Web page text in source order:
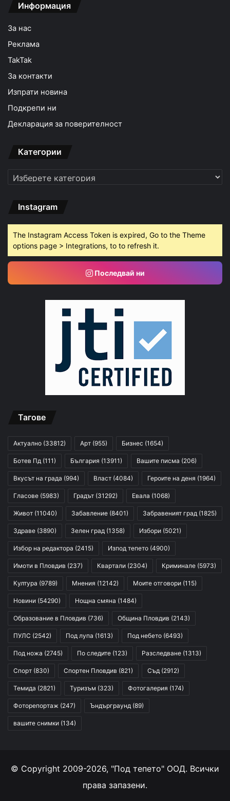
Информация
За нас
Реклама
TakTak
За контакти
Изпрати новина
Подкрепи ни
Декларация за поверителност
Категории
Категории
Instagram
The Instagram Access Token is expired, Go to the Theme
options page > Integrations, to to refresh it.
Последвай ни
Тагове
Актуално (33812) Арт (955) Бизнес (1654)
Ботев Пд (111) България (13911) Вашите писма (206)
Вкусът на града (994) Власт (4084) Героите на деня (1964)
Гласове (5983) Градът (31292) Евала (1068)
Живот (11040) Забавление (8401) Забравеният град (1825)
Здраве (3890) Зелен град (1358) Избори (5021)
Избор на редактора (2415) Изпод тепето (4900)
Имоти в Пловдив (237) Квартали (2304) Криминале (5973)
Култура (9789) Мнения (12142) Моите отговори (115)
Новини (54290) Нощна смяна (1484)
Образование в Пловдив (736) Община Пловдив (2143)
ПУЛС (2542) Под лупа (1613) Под небето (6493)
Под ножа (2745) По следите (123) Разследване (1313)
Спорт (830) Спортен Пловдив (821) Съд (2912)
Темида (2821) Туризъм (323) Фотогалерия (174)
Фоторепортаж (247) Ъндърграунд (89)
вашите снимки (134)
© Copyright 2009-2026, "Под тепето" ООД. Всички
права запазени.